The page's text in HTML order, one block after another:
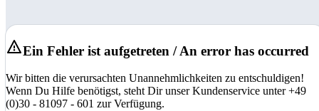
Ein Fehler ist aufgetreten / An error has occurred
Wir bitten die verursachten Unannehmlichkeiten zu entschuldigen!
Wenn Du Hilfe benötigst, steht Dir unser Kundenservice unter +49
(0)30 - 81097 - 601 zur Verfügung.